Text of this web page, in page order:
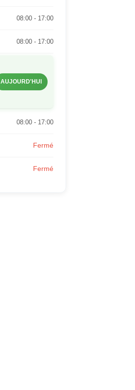
08:00 - 17:00
08:00 - 17:00
AUJOURD'HUI
08:00 - 17:00
Fermé
Fermé